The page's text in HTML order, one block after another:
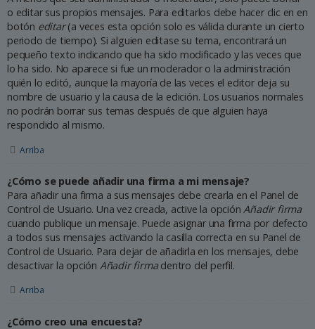
o editar sus propios mensajes. Para editarlos debe hacer clic en en
botón editar(a veces esta opción solo es válida durante un cierto
periodo de tiempo). Si alguien editase su tema, encontrará un
pequeño texto indicando que ha sido modificado y las veces que
lo ha sido. No aparece si fue un moderador o la administración
quién lo editó, aunque la mayoría de las veces el editor deja su
nombre de usuario y la causa de la edición. Los usuarios normales
no podrán borrar sus temas después de que alguien haya
respondido al mismo.
Arriba
¿Cómo se puede añadir una firma a mi mensaje?
Para añadir una firma a sus mensajes debe crearla en el Panel de
Control de Usuario. Una vez creada, active la opciónAñadir firma
cuando publique un mensaje. Puede asignar una firma por defecto
a todos sus mensajes activando la casilla correcta en su Panel de
Control de Usuario. Para dejar de añadirla en los mensajes, debe
desactivar la opción Añadir firmadentro del perfil.
Arriba
¿Cómo creo una encuesta?